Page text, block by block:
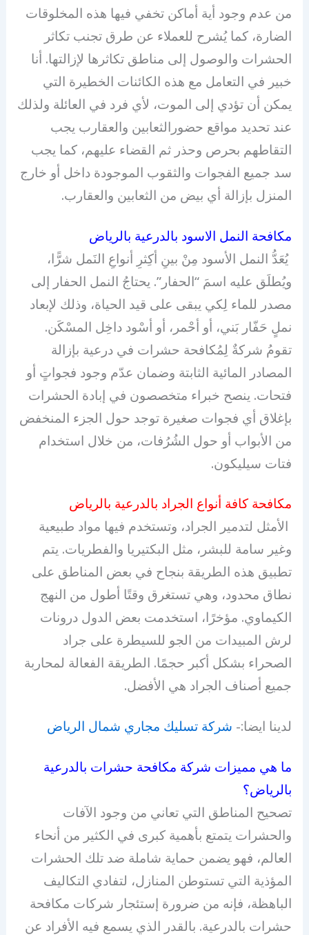
من عدم وجود أية أماكن تخفي فيها هذه المخلوقات
الضارة، كما يُشرح للعملاء عن طرق تجنب تكاثر
الحشرات والوصول إلى مناطق تكاثرها لإزالتها. أنا
خبير في التعامل مع هذه الكائنات الخطيرة التي
يمكن أن تؤدي إلى الموت، لأي فرد في العائلة ولذلك
عند تحديد مواقع حضورالثعابين والعقارب يجب
التقاطهم بحرص وحذر ثم القضاء عليهم، كما يجب
سد جميع الفجوات والثقوب الموجودة داخل أو خارج
المنزل بإزالة أي بيض من الثعابين والعقارب.
مكافحة النمل الاسود بالدرعية بالرياض
يُعَدُّ النمل الأسود مِنْ بينِ أكِثرِ أنواعِ النَمل شرًّا،
ويُطلَق عليه اسمَ “الحفار”. يحتاجُ النمل الحفار إلى
مصدر للماء لِكي يبقى على قيد الحياة، وذلك لإبعاد
نملٍ حَفّار بَني، أو أحْمر، أو أسْود داخِل المسْكَن.
تقومُ شركةٌ لِمُكافحة حشرات في درعية بإزالة
المصادر المائية الثابتة وضمان عدّم وجود فجواتٍ أو
فتحات. ينصح خبراء متخصصون في إبادة الحشرات
بإغلاق أي فجوات صغيرة توجد حول الجزء المنخفض
من الأبواب أو حول الشُرُفات، من خلال استخدام
فتات سيليكون.
مكافحة كافة أنواع الجراد بالدرعية بالرياض
الأمثل لتدمير الجراد، وتستخدم فيها مواد طبيعية
وغير سامة للبشر، مثل البكتيريا والفطريات. يتم
تطبيق هذه الطريقة بنجاح في بعض المناطق على
نطاق محدود، وهي تستغرق وقتًا أطول من النهج
الكيماوي. مؤخرًا، استخدمت بعض الدول درونات
لرش المبيدات من الجو للسيطرة على جراد
الصحراء بشكل أكبر حجمًا. الطريقة الفعالة لمحاربة
جميع أصناف الجراد هي الأفضل.
لدينا ايضا:- شركة تسليك مجاري شمال الرياض
ما هي مميزات شركة مكافحة حشرات بالدرعية
بالرياض؟
تصحيح المناطق التي تعاني من وجود الآفات
والحشرات يتمتع بأهمية كبرى في الكثير من أنحاء
العالم، فهو يضمن حماية شاملة ضد تلك الحشرات
المؤذية التي تستوطن المنازل، لتفادي التكاليف
الباهظة، فإنه من ضرورة إستئجار شركات مكافحة
حشرات بالدرعية. بالقدر الذي يسمع فيه الأفراد عن